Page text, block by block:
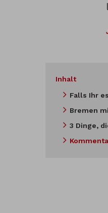
Inhalt
Falls Ihr
Bremen
3 Dinge,